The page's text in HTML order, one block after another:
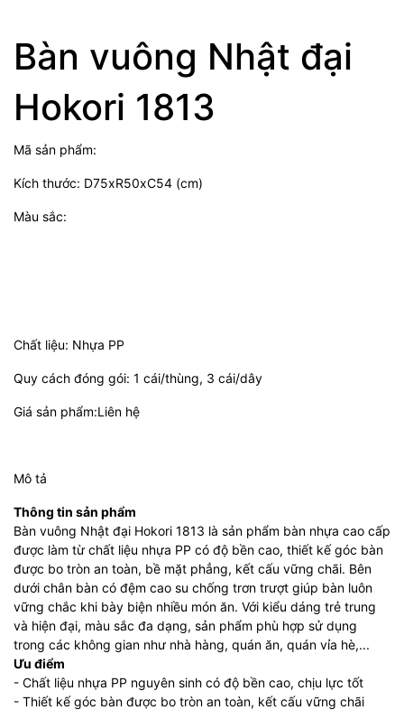
Bàn vuông Nhật đại
Hokori 1813
Mã sản phẩm:
Kích thước: D75xR50xC54 (cm)
Màu sắc:
Chất liệu: Nhựa PP
Quy cách đóng gói: 1 cái/thùng, 3 cái/dây
Giá sản phẩm:Liên hệ
Mô tả
Thông tin sản phẩm
Bàn vuông Nhật đại Hokori 1813 là sản phẩm bàn nhựa cao cấp
được làm từ chất liệu nhựa PP có độ bền cao, thiết kế góc bàn
được bo tròn an toàn, bề mặt phẳng, kết cấu vững chãi. Bên
dưới chân bàn có đệm cao su chống trơn trượt giúp bàn luôn
vững chắc khi bày biện nhiều món ăn. Với kiểu dáng trẻ trung
và hiện đại, màu sắc đa dạng, sản phẩm phù hợp sử dụng
trong các không gian như nhà hàng, quán ăn, quán vỉa hè,...
Ưu điểm
- Chất liệu nhựa PP nguyên sinh có độ bền cao, chịu lực tốt
- Thiết kế góc bàn được bo tròn an toàn, kết cấu vững chãi